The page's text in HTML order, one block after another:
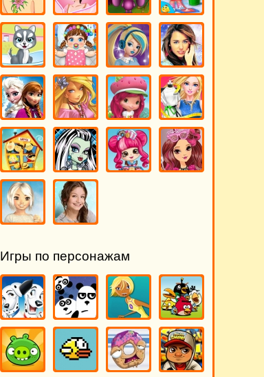
Игры по персонажам